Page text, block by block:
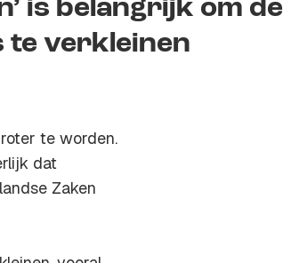
is belangrijk om de
te verkleinen
te worden.
dat
Zaken